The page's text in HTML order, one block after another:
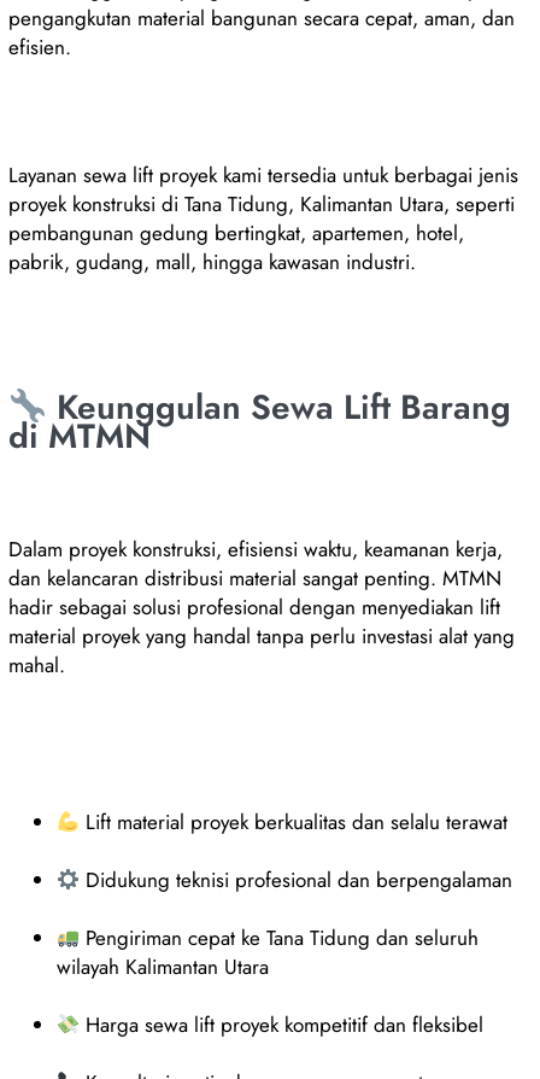
pengangkutan material bangunan secara cepat, aman, dan
efisien.
Layanan sewa lift proyek kami tersedia untuk berbagai jenis
proyek konstruksi di Tana Tidung, Kalimantan Utara, seperti
pembangunan gedung bertingkat, apartemen, hotel,
pabrik, gudang, mall, hingga kawasan industri.
Keunggulan Sewa Lift Barang
di MTMN
Dalam proyek konstruksi, efisiensi waktu, keamanan kerja,
dan kelancaran distribusi material sangat penting. MTMN
hadir sebagai solusi profesional dengan menyediakan lift
material proyek yang handal tanpa perlu investasi alat yang
mahal.
Lift material proyek berkualitas dan selalu terawat
Didukung teknisi profesional dan berpengalaman
Pengiriman cepat ke Tana Tidung dan seluruh
wilayah Kalimantan Utara
Harga sewa lift proyek kompetitif dan fleksibel